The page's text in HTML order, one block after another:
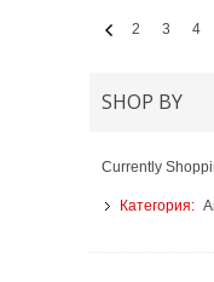
2 3 4
SHOP BY
Currently
Категория: